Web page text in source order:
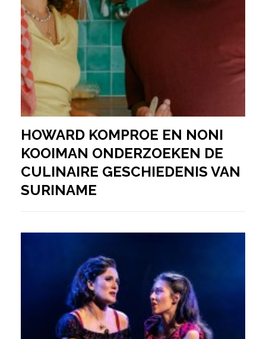
HOWARD KOMPROE EN NONI
KOOIMAN ONDERZOEKEN DE
CULINAIRE GESCHIEDENIS VAN
SURINAME